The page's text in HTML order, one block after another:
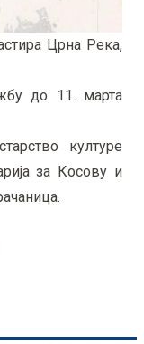
Црна Река,
до 11. марта
културе
за Косову и